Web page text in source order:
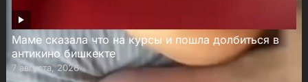
Маме сказала что на курсы и пошла долбиться в
антикино бишкекте
7 августа, 2026